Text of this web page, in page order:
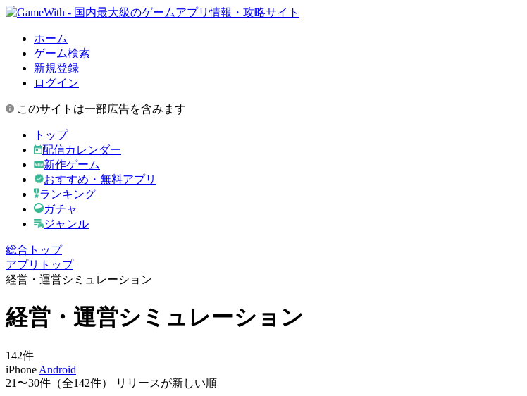
ホーム
ゲーム検索
新規登録
ログイン
このサイトは一部広告を含みます
トップ
配信カレンダー
新作ゲーム
おすすめ・無料アプリ
ランキング
ガチャ
ジャンル
総合トップ
アプリトップ
経営・運営シミュレーション
経営・運営シミュレーション
142件
iPhone Android
21〜30件 （全142件） リリースが新しい順